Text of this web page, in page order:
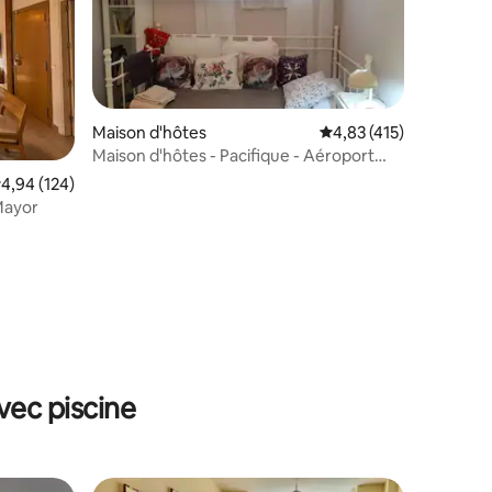
: 4,87 sur 5
moyenne sur la base de 124 commentaires : 4,94 sur 5
4,94 (124)
Maison d'hôtes Évaluation moyenne
4,83 (415)
Maison d'hôtes - Pacifique - Aéroport
piscine